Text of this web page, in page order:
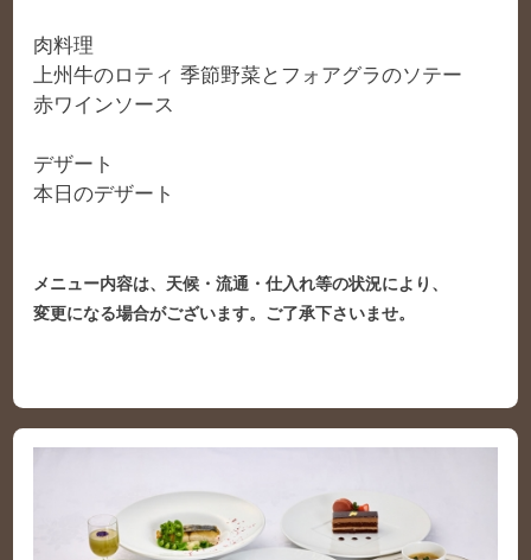
肉料理
上州牛のロティ 季節野菜とフォアグラのソテー
赤ワインソース
デザート
本日のデザート
メニュー内容は、天候・流通・仕入れ等の状況により、
変更になる場合がございます。ご了承下さいませ。